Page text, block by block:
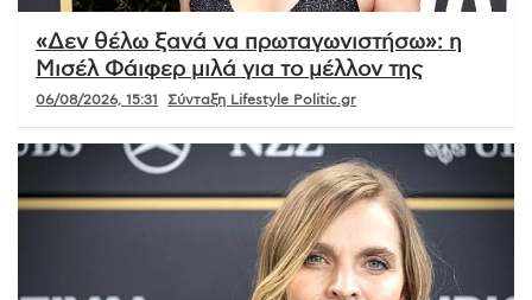
«Δεν θέλω ξανά να πρωταγωνιστήσω»: η
Μισέλ Φάιφερ μιλά για το μέλλον της
06/08/2026, 15:31 Σύνταξη Lifestyle Politic.gr